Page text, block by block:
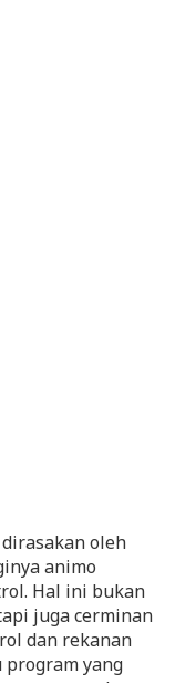
oleh
animo
Hal ini bukan
juga cerminan
dan rekanan
program yang